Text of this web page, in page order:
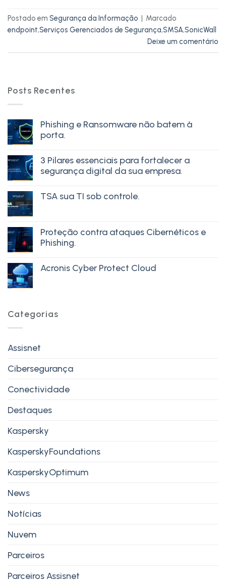
Postado em Segurança da Informação
Marcado
endpoint,Serviços Gerenciados de Segurança,SMSA,SonicWall
Deixe um comentário
Posts Recentes
Phishing e Ransomware não batem à
porta.
3 Pilares essenciais para fortalecer a
segurança digital da sua empresa.
TSA sua TI sob controle.
Proteção contra ataques Cibernéticos e
Phishing.
Acronis Cyber Protect Cloud
Categorias
Assisnet
Cibersegurança
Conectividade
Destaques
Kaspersky
KasperskyFoundations
KasperskyOptimum
News
Notícias
Nuvem
Parceiros
Parceiros Assisnet